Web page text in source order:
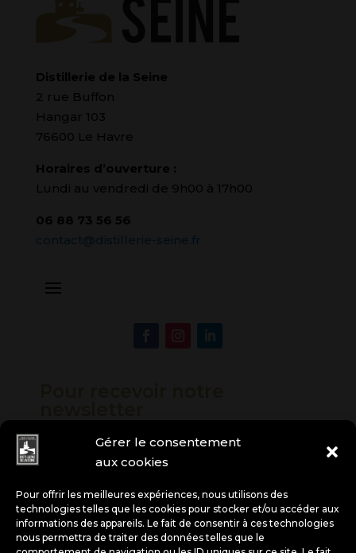
Gérer le consentement
aux cookies
Pour offrir les meilleures expériences, nous utilisons des
technologies telles que les cookies pour stocker et/ou accéder aux
informations des appareils. Le fait de consentir à ces technologies
nous permettra de traiter des données telles que le
Distillerie de la Seine
2 rue Buffon
Hangar 103
76600 Le Havre
Horaires d’ouverture :
Lundi au vendredi de 9h00 à 17h00
06 88 73 56 56
contact@distillerie-seine.fr
VENTE SUR PLACE – OUVERTURE